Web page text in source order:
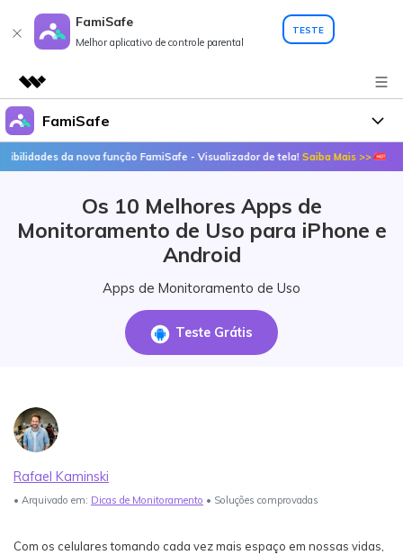
FamiSafe
Melhor aplicativo de controle parental
TESTE
Produtos em destaque
Criatividade digital com IA generativa
Soluções
FamiSafe
Por que o FamiSafe
FamiSafe - Seu aliado em
FamiSafe Edu
Geonection
Tópicos em destaque
Veja Mais >
Veja Mais >
search
nova função FamiSafe - Visualizador de tela!Saiba Mais >> Descubra
Os 10 Melhores Apps de
Monitoramento de Uso para iPhone e
Android
Apps de Monitoramento de Uso
Teste Grátis
Rafael Kaminski
• Arquivado em: Dicas de Monitoramento • Soluções comprovadas
Com os celulares tomando cada vez mais espaço em nossas vidas,